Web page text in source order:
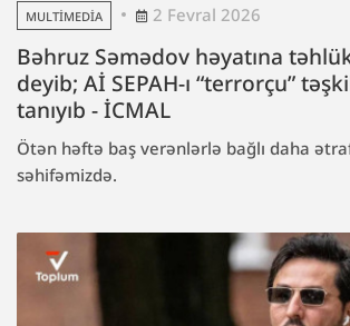
MULTIMEDIA 2 Fevral 2026
Bəhruz Səmədov həyatına
deyib; Aİ SEPAH-ı “terrorçu”
tanıyıb - İCMAL
Ötən həftə baş verənlərlə bağlı daha
səhifəmizdə.